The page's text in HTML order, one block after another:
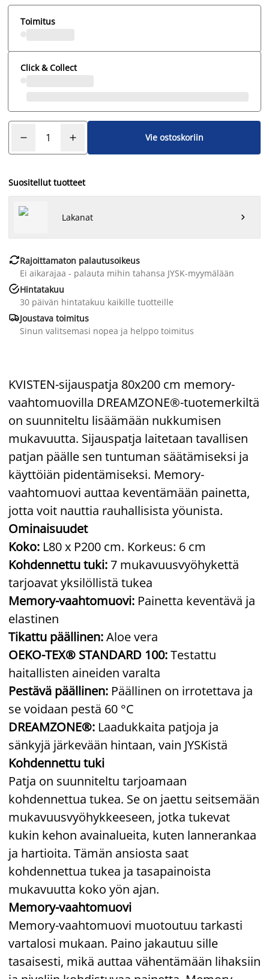
Toimitus
Click & Collect
Vie ostoskoriin
Suositellut tuotteet
Lakanat 
Rajoittamaton palautusoikeus
Ei aikarajaa - palauta mihin tahansa JYSK-myymälään
Hintatakuu
30 päivän hintatakuu kaikille tuotteille
Joustava toimitus
Sinun valitsemasi nopea ja helppo toimitus
KVISTEN-sijauspatja 80x200 cm memory-
vaahtomuovilla DREAMZONE®-tuotemerkiltä
on suunniteltu lisäämään nukkumisen
mukavuutta. Sijauspatja laitetaan tavallisen
patjan päälle sen tuntuman säätämiseksi ja
käyttöiän pidentämiseksi. Memory-
vaahtomuovi auttaa keventämään painetta,
jotta voit nauttia rauhallisista yöunista.
Ominaisuudet
Koko: L80 x P200 cm. Korkeus: 6 cm
Kohdennettu tuki:7 mukavuusvyöhykettä
tarjoavat yksilöllistä tukea
Memory-vaahtomuovi: Painetta keventävä ja
elastinen
Tikattu päällinen:Aloe vera
OEKO-TEX® STANDARD 100:Testattu
haitallisten aineiden varalta
Pestävä päällinen: Päällinen on irrotettava ja
se voidaan pestä 60 °C
DREAMZONE®: Laadukkaita patjoja ja
sänkyjä järkevään hintaan, vain JYSKistä
Kohdennettu tuki
Patja on suunniteltu tarjoamaan
kohdennettua tukea. Se on jaettu seitsemään
mukavuusvyöhykkeeseen, jotka tukevat
kukin kehon avainalueita, kuten lannerankaa
ja hartioita. Tämän ansiosta saat
kohdennettua tukea ja tasapainoista
mukavuutta koko yön ajan.
Memory-vaahtomuovi
Memory-vaahtomuovi muotoutuu tarkasti
vartalosi mukaan. Paino jakautuu sille
tasaisesti, mikä auttaa vähentämään lihaksiin